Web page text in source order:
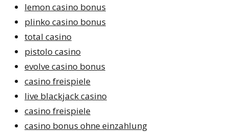
lemon casino bonus
plinko casino bonus
total casino
pistolo casino
evolve casino bonus
casino freispiele
live blackjack casino
casino freispiele
casino bonus ohne einzahlung